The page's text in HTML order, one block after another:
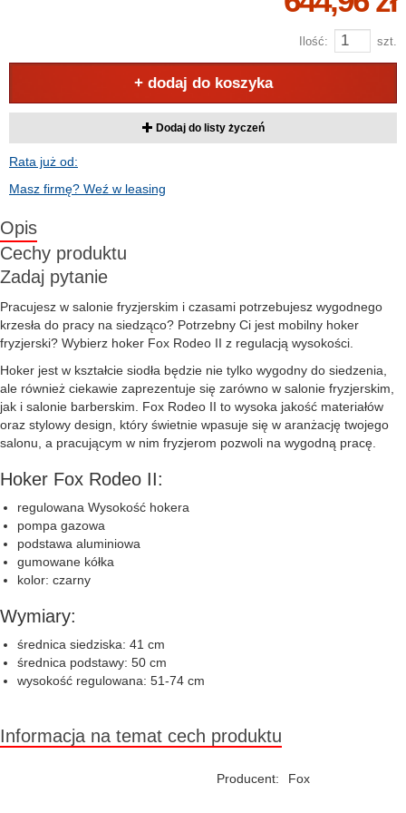
Ilość: szt.
+ dodaj do koszyka
Dodaj do listy życzeń
Rata już od:
Masz firmę? Weź w leasing
Opis
Cechy produktu
Zadaj pytanie
Pracujesz w salonie fryzjerskim i czasami potrzebujesz wygodnego
krzesła do pracy na siedząco? Potrzebny Ci jest mobilny hoker
fryzjerski? Wybierz hoker Fox Rodeo II z regulacją wysokości.
Hoker jest w kształcie siodła będzie nie tylko wygodny do siedzenia,
ale również ciekawie zaprezentuje się zarówno w salonie fryzjerskim,
jak i salonie barberskim. Fox Rodeo II to wysoka jakość materiałów
oraz stylowy design, który świetnie wpasuje się w aranżację twojego
salonu, a pracującym w nim fryzjerom pozwoli na wygodną pracę.
Hoker Fox Rodeo II:
regulowana Wysokość hokera
pompa gazowa
podstawa aluminiowa
gumowane kółka
kolor: czarny
Wymiary:
średnica siedziska: 41 cm
średnica podstawy: 50 cm
wysokość regulowana: 51-74 cm
Informacja na temat cech produktu
Producent: Fox